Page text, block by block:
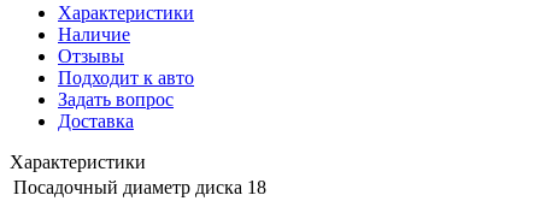
Характеристики
Наличие
Отзывы
Подходит к авто
Задать вопрос
Доставка
Характеристики
Посадочный диаметр диска 18